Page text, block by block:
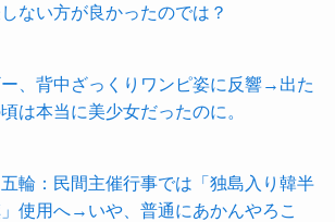
ない方が良かったのでは？
、背中ざっくりワンピ姿に反響→出た
は本当に美少女だったのに。
輪：民間主催行事では「独島入り韓半
使用へ→いや、普通にあかんやろこ